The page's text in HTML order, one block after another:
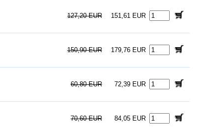
127,20 EUR 151,61 EUR
150,90 EUR 179,76 EUR
60,80 EUR 72,39 EUR
70,60 EUR 84,05 EUR